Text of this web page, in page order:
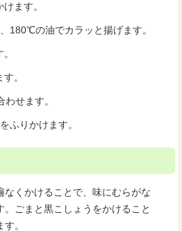
ます。
180℃の油でカラッと揚げます。
。
せます。
ふりかけます。
なくかけることで、味にむらがな
。ごまと黒こしょうをかけること
。